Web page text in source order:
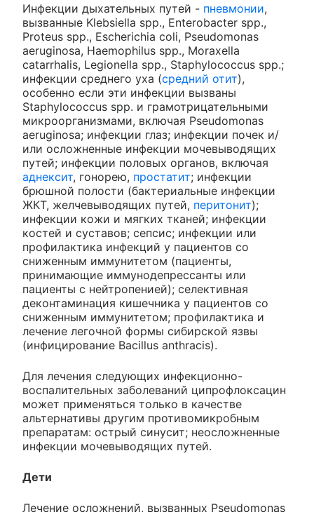
Инфекции дыхательных путей - пневмонии,
вызванные Klebsiella spp., Enterobacter spp.,
Proteus spp., Escherichia coli, Pseudomonas
aeruginosa, Haemophilus spp., Moraxella
catarrhalis, Legionella spp., Staphylococcus spp.;
инфекции среднего уха (средний отит),
особенно если эти инфекции вызваны
Staphylococcus spp. и грамотрицательными
микроорганизмами, включая Pseudomonas
aeruginosa; инфекции глаз; инфекции почек и/
или осложненные инфекции мочевыводящих
путей; инфекции половых органов, включая
аднексит, гонорею, простатит; инфекции
брюшной полости (бактериальные инфекции
ЖКТ, желчевыводящих путей, перитонит);
инфекции кожи и мягких тканей; инфекции
костей и суставов; сепсис; инфекции или
профилактика инфекций у пациентов со
сниженным иммунитетом (пациенты,
принимающие иммунодепрессанты или
пациенты с нейтропенией); селективная
деконтаминация кишечника у пациентов со
сниженным иммунитетом; профилактика и
лечение легочной формы сибирской язвы
(инфицирование Bacillus anthracis).
Для лечения следующих инфекционно-
воспалительных заболеваний ципрофлоксацин
может применяться только в качестве
альтернативы другим противомикробным
препаратам: острый синусит; неосложненные
инфекции мочевыводящих путей.
Дети
Лечение осложнений, вызванных Pseudomonas